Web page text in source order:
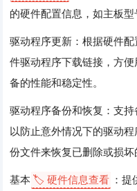
的硬件配置信息，如主板型
驱动程序更新：根据硬件
件驱动程序下载链接，方
备的性能和稳定性。
驱动程序备份和恢复：支
以防止意外情况下的驱动
份文件来恢复已删除或损坏
基本 🏷️ 硬件信息查看 ：